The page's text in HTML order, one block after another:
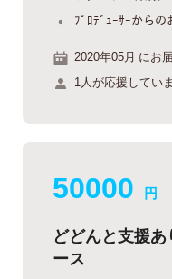
ﾌﾟﾛﾃﾞｭｰｻｰからの
2020年05月 にお
1人が応援してい
50000 円
どどんと支援
ース